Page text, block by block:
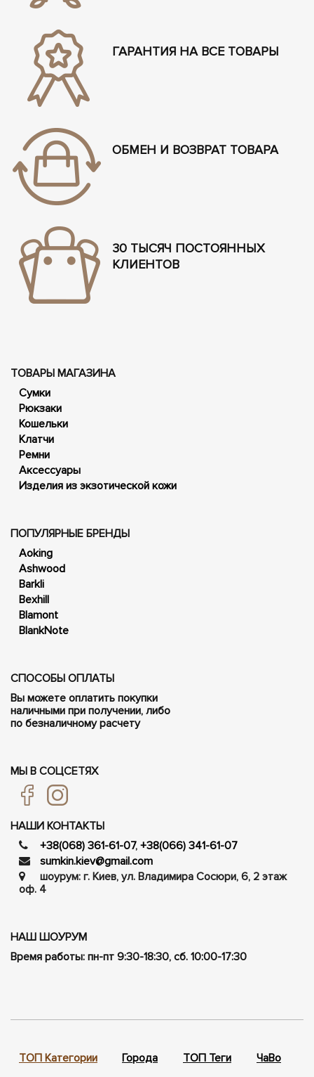
ГАРАНТИЯ НА ВСЕ ТОВАРЫ
ОБМЕН И ВОЗВРАТ ТОВАРА
30 ТЫСЯЧ ПОСТОЯННЫХ
КЛИЕНТОВ
ТОВАРЫ МАГАЗИНА
Сумки
Рюкзаки
Кошельки
Клатчи
Ремни
Аксессуары
Изделия из экзотической кожи
ПОПУЛЯРНЫЕ БРЕНДЫ
Aoking
Ashwood
Barkli
Bexhill
Blamont
BlankNote
СПОСОБЫ ОПЛАТЫ
Вы можете оплатить покупки
наличными при получении, либо
по безналичному расчету
МЫ В СОЦСЕТЯХ
НАШИ КОНТАКТЫ
+38(068) 361-61-07, +38(066) 341-61-07
sumkin.kiev@gmail.com
шоурум: г. Киев, ул. Владимира Сосюри, ​​6, 2 этаж
оф. 4
НАШ ШОУРУМ
Время работы: пн-пт 9:30-18:30, сб. 10:00-17:30
ТОП Категории Города ТОП Теги ЧаВо